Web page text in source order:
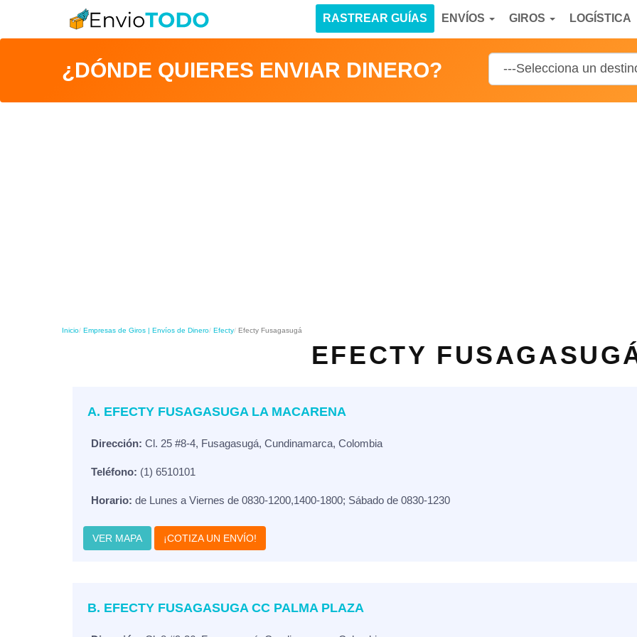
LOGÍSTICA
GIROS
ENVÍOS
RASTREAR GUÍAS
¿DÓNDE QUIERES ENVIAR DINERO?
Inicio Empresas de Giros | Envíos de Dinero Efecty Efecty Fusagasugá
EFECTY
A. EFECTY FUSAGASUGA LA MACARENA
Dirección: Cl. 25 #8-4, Fusagasugá, Cundinamarca, Colombia
Teléfono: (1) 6510101
Horario: de Lunes a Viernes de 0830-1200,1400-1800; Sábado de 0830-1230
VER MAPA ¡COTIZA UN ENVÍO!
B. EFECTY FUSAGASUGA CC PALMA PLAZA